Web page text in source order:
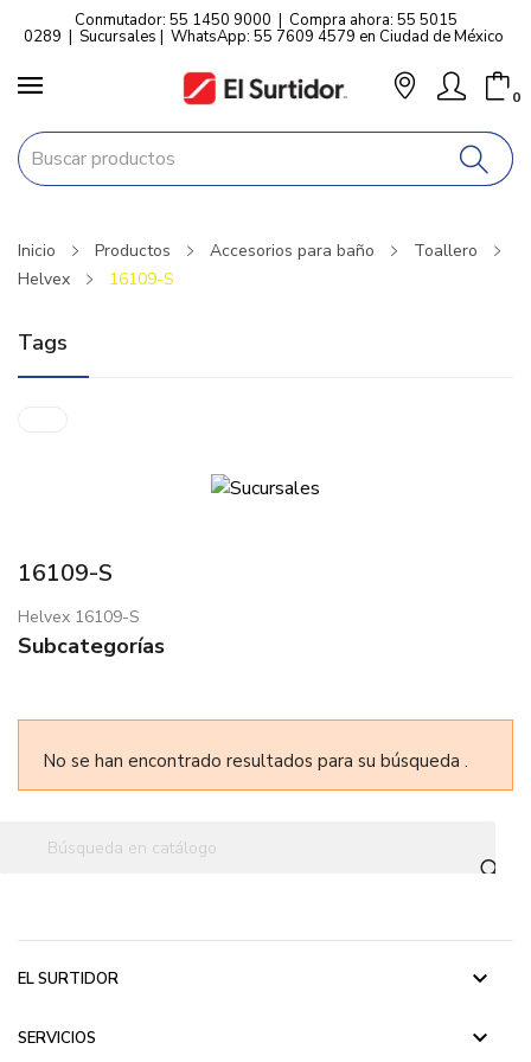
Conmutador: 55 1450 9000 | Compra ahora: 55 5015
0289 | Sucursales | WhatsApp: 55 7609 4579 en Ciudad de México
0
Inicio Productos Accesorios para baño
Toallero
Helvex
16109-S
Tags
16109-S
Helvex 16109-S
Subcategorías
No se han encontrado resultados para su búsqueda .
EL SURTIDOR keyboard_arrow_down
SERVICIOS keyboard_arrow_down